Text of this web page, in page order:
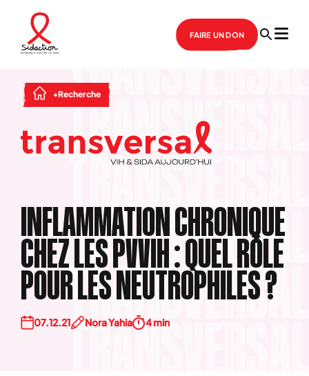
FAIRE UN DON
Recherche
INFLAMMATION CHRONIQUE
CHEZ LES PVVIH : QUEL RÔLE
POUR LES NEUTROPHILES ?
07.12.21 Nora Yahia 4 min